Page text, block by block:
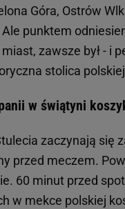
Góra, Ostrów
Ale punktem
zawsze był - i
stolica
w świątyni
zaczynają się
przed meczem.
60 minut przed
w mekce polskiej